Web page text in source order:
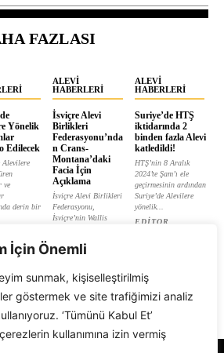
İçin Önemli
sunmak, kişiselleştirilmiş
göstermek ve site trafiğimizi analiz
‘Tümünü Kabul Et’
kullanımına izin vermiş
FAZLASI
Yönelik
Edilecek
Alevilere
ve
derin bir
ALEVI
HABERLERI
İsviçre Alevi
Birlikleri
Federasyonu’nda
n Crans-
Montana’daki
Facia İçin
Açıklama
İsviçre Alevi Birlikleri
Federasyonu,
İsviçre’nin Wallis
yılbaşı gecesi...
ALEVI
HABERLERI
Suriye’de HTŞ
iktidarında 2
binden fazla Alevi
katledildi!
HTŞ’nin 8 Aralık
2024’te Şam’ı ele
geçirmesinin ardından
Suriye’de Alevilere
yönelik...
EDITOR